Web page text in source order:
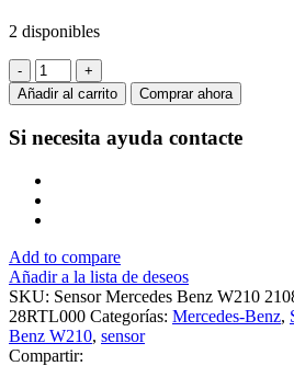
2 disponibles
Sensor
Mercedes
Benz
2108300672
28RTL000
cantidad
Añadir al carrito Comprar ahora
Si necesita ayuda contacte
Add to compare
Añadir a la lista de deseos
SKU: Sensor Mercedes Benz W210
28RTL000 Categorías: Mercedes-Benz,
Benz W210, sensor
Compartir: